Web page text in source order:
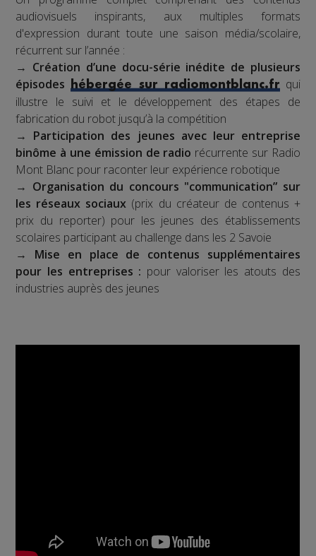
audiovisuels inspirants, aux multiples formats
d'expression durant toute une saison média/scolaire,
récurrent sur l’année :
→ Création d’une docu-série inédite de plusieurs
épisodes
hébergée sur radiomontblanc.frqui
illustre le suivi et le développement des étapes de
fabrication du robot jusqu’à la compétition
→ Participation des jeunes avec leur entreprise
binôme à une émission de radio récurrente sur Radio
Mont Blanc pour raconter leur expérience robotique
→ Organisation du concours "communication” sur
les réseaux sociaux (prix du créateur de contenus +
prix du reporter) pour les jeunes des établissements
scolaires participant au challenge dans les 2 Savoie
→ Mise en place de contenus supplémentaires
pour les entreprises : pour valoriser les atouts des
industries auprès des jeunes